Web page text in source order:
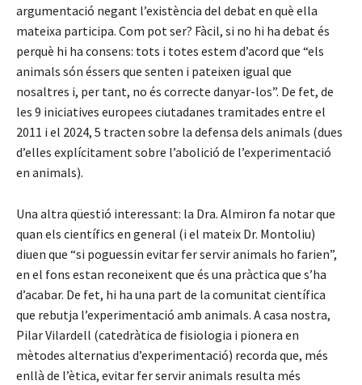
argumentació negant l’existència del debat en què ella
mateixa participa. Com pot ser? Fàcil, si no hi ha debat és
perquè hi ha consens: tots i totes estem d’acord que “els
animals són éssers que senten i pateixen igual que
nosaltres i, per tant, no és correcte danyar-los”. De fet, de
les 9 iniciatives europees ciutadanes tramitades entre el
2011 i el 2024, 5 tracten sobre la defensa dels animals (dues
d’elles explícitament sobre l’abolició de l’experimentació
en animals).
Una altra qüestió interessant: la Dra. Almiron fa notar que
quan els científics en general (i el mateix Dr. Montoliu)
diuen que “si poguessin evitar fer servir animals ho farien”,
en el fons estan reconeixent que és una pràctica que s’ha
d’acabar. De fet, hi ha una part de la comunitat científica
que rebutja l’experimentació amb animals. A casa nostra,
Pilar Vilardell (catedràtica de fisiologia i pionera en
mètodes alternatius d’experimentació) recorda que, més
enllà de l’ètica, evitar fer servir animals resulta més